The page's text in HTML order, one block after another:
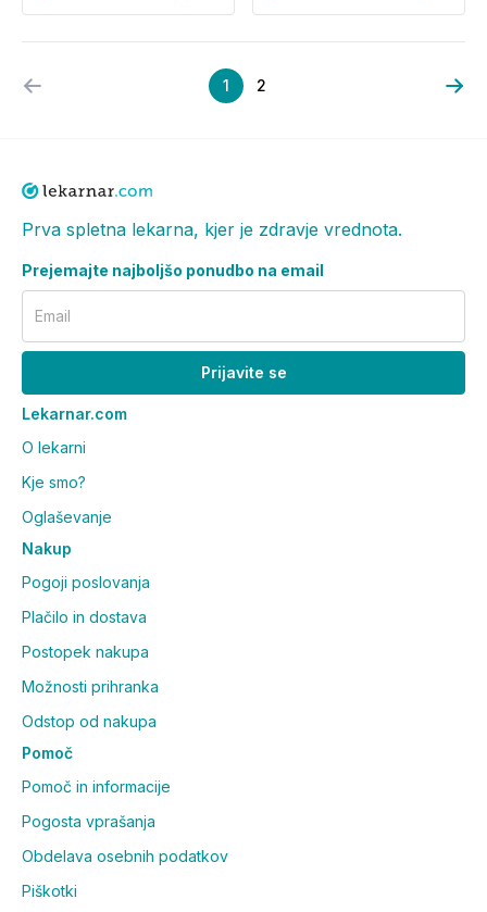
1 2
Prva spletna lekarna, kjer je zdravje vrednota.
Prejemajte najboljšo ponudbo na email
Email
Prijavite se
Lekarnar.com
O lekarni
Kje smo?
Oglaševanje
Nakup
Pogoji poslovanja
Plačilo in dostava
Postopek nakupa
Možnosti prihranka
Odstop od nakupa
Pomoč
Pomoč in informacije
Pogosta vprašanja
Obdelava osebnih podatkov
Piškotki